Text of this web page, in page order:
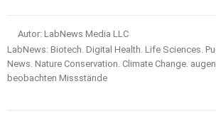
Autor: LabNews Media LLC
LabNews: Biotech. Digital Health. Life Sciences.
News. Nature Conservation. Climate Change.
beobachten Missstände